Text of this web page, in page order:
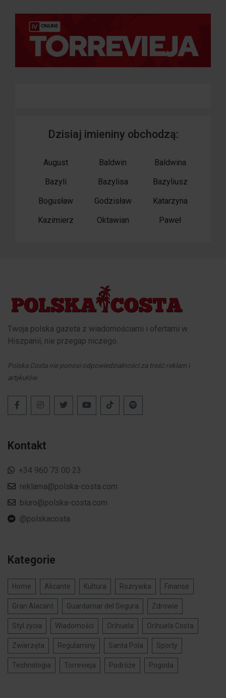
Dzisiaj imieniny obchodzą:
August Baldwin
Baldwina
Bazyli
Bazylisa
Bazyliusz
Bogusław
Godzisław
Katarzyna
Kazimierz
Oktawian Paweł
Twoja polska gazeta z wiadomościami i ofertami w
Hiszpanii, nie przegap niczego.
Polska Costa nie ponosi odpowiedzialności za treść reklam i
artykułów.
Kontakt
+34 960 73 00 23
reklama@polska-costa.com
biuro@polska-costa.com
@polskacosta
Kategorie
Home Alicante Kultura Rozrywka Finanse
Gran Alacant Guardamar del Segura Zdrowie
Styl życia Wiadomości Orihuela Orihuela Costa
Zwierzęta Regulaminy Santa Pola Sporty
Technologia Torrevieja Podróże Pogoda